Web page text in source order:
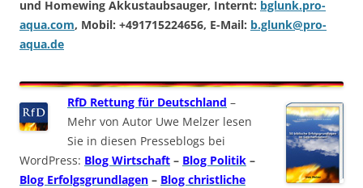
und Homewing Akkustaubsauger, Internt: bglunk.pro-
aqua.com, Mobil: +491715224656, E-Mail: b.glunk@pro-
aqua.de
RfD Rettung für Deutschland –
Mehr von Autor Uwe Melzer lesen
Sie in diesen Presseblogs bei
WordPress: Blog Wirtschaft – Blog Politik –
Blog Erfolgsgrundlagen – Blog christliche